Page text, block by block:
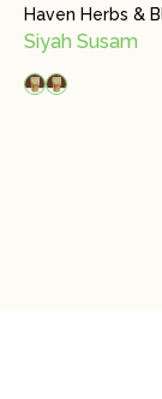
Haven Herbs &
Siyah Susam